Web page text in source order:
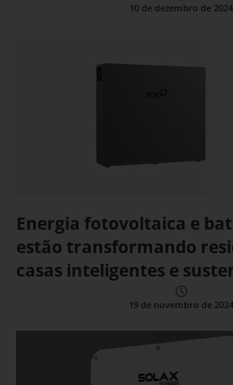
10 de dezembro de 2024
Energia fotovoltaica e
estão transformando
casas inteligentes e
19 de novembro de 2024